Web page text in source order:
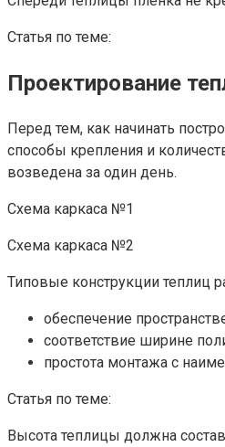
Статья по теме:
Проектирование
Перед тем, как начинать
способы крепления и
возведена за один день.
Схема каркаса №1
Схема каркаса №2
Типовые конструкции теплиц
обеспечение
соответствие ширине
простота монтажа с
Статья по теме:
Высота теплицы должна